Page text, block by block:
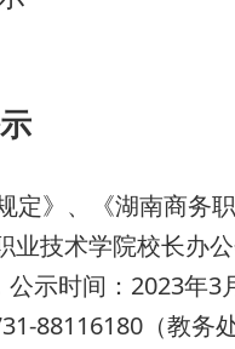
》、《湖南商务
技术学院校长办
示时间：2023年3
88116180（教务